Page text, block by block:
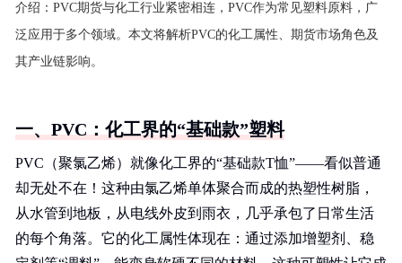
介绍： PVC期货与化工行业紧密相连，PVC作为常见塑料原料，广
泛应用于多个领域。本文将解析PVC的化工属性、期货市场角色及
其产业链影响。
一、PVC：化工界的“基础款”塑料
PVC（聚氯乙烯）就像化工界的“基础款T恤”——看似普通
却无处不在！这种由氯乙烯单体聚合而成的热塑性树脂，
从水管到地板，从电线外皮到雨衣，几乎承包了日常生活
的每个角落。它的化工属性体现在：通过添加增塑剂、稳